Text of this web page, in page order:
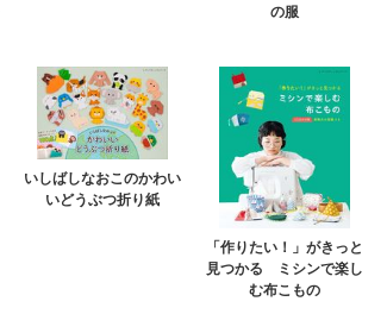
の服
いしばしなおこのかわい
いどうぶつ折り紙
「作りたい！」がきっと
見つかる ミシンで楽し
む布こもの